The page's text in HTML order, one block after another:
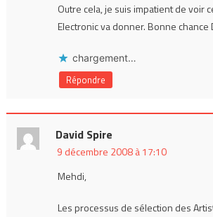
Outre cela, je suis impatient de voir
Electronic va donner. Bonne chance
chargement…
Répondre
David Spire
9 décembre 2008 à 17:10
Mehdi,
Les processus de sélection des